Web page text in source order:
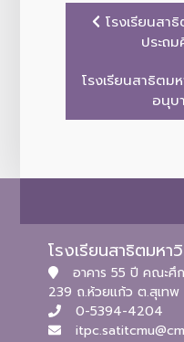
โรงเรียนสา
ประถ
โรงเรียนสาธิตม
อนุบ
อาคาร 55 ปี คณะศึ
239 ถ.ห้วยแก้ว ต.สุเทพ
0-5394-4204